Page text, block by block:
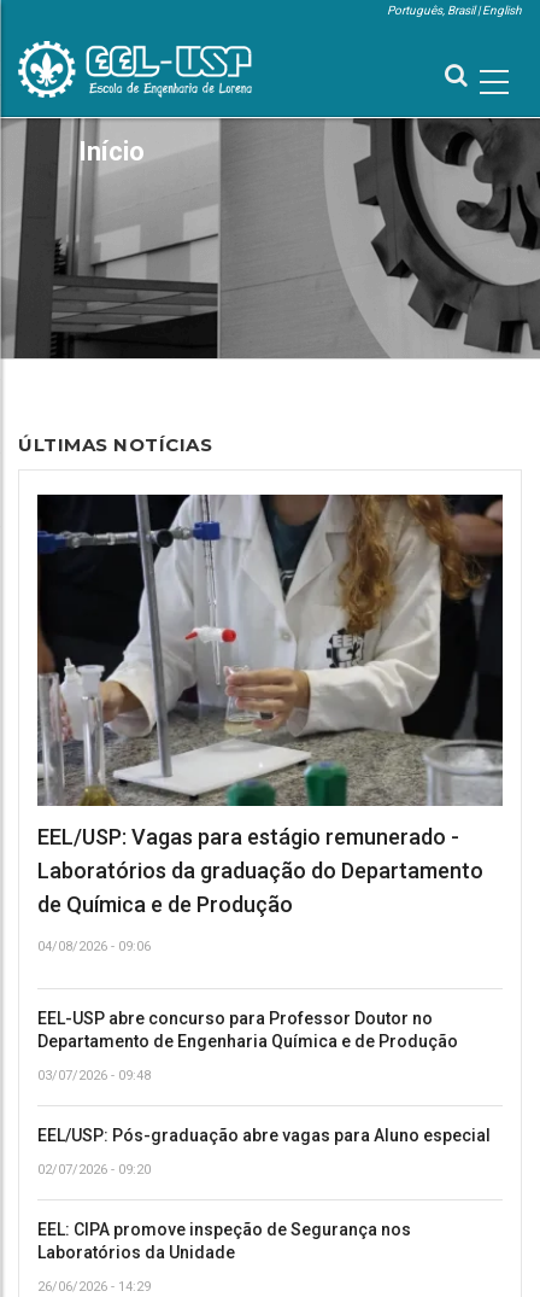
para
principal
Português, Brasil English
TRILHA
DE
NAVEGAÇÃO
Início
ÚLTIMAS NOTÍCIAS
EEL/USP: Vagas para estágio remunerado -
Laboratórios da graduação do Departamento
de Química e de Produção
04/08/2026 - 09:06
EEL-USP abre concurso para Professor Doutor no
Departamento de Engenharia Química e de Produção
03/07/2026 - 09:48
EEL/USP: Pós-graduação abre vagas para Aluno especial
02/07/2026 - 09:20
EEL: CIPA promove inspeção de Segurança nos
Laboratórios da Unidade
26/06/2026 - 14:29